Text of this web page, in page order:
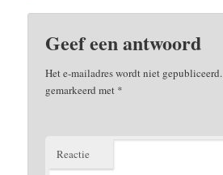
Geef een antwoord
Het e-mailadres wordt niet gepubliceerd.
gemarkeerd met *
Reactie